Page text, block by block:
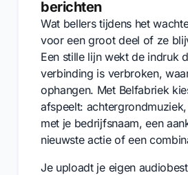
berichten
Wat bellers tijdens het
voor een groot deel of ze
Een stille lijn wekt de indruk
verbinding is verbroken,
ophangen. Met Belfabriek
afspeelt:
met je bedrijfsnaam, een
nieuwste actie of een
Je uploadt je eigen